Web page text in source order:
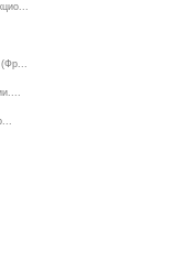
(Фр...